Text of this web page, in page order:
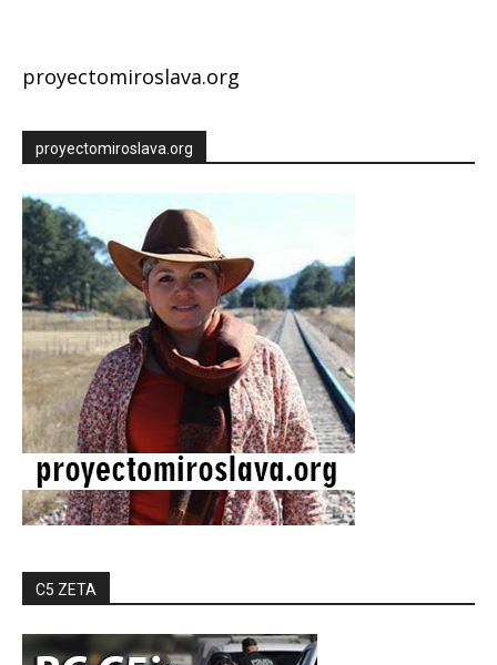
proyectomiroslava.org
proyectomiroslava.org
C5 ZETA